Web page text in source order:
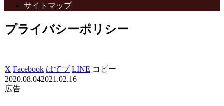
サイトマップ
プライバシーポリシー
X Facebook はてブ LINE コピー
2020.08.042021.02.16
広告